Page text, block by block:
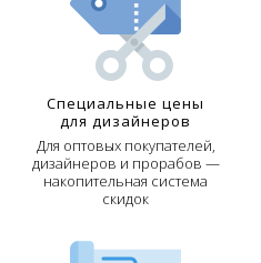
Специальные цены
для дизайнеров
Для оптовых покупателей,
дизайнеров и прорабов —
накопительная система
скидок